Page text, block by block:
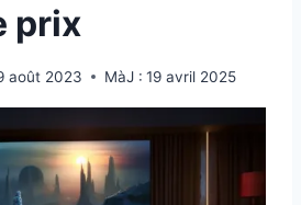
prix
août 2023 MàJ : 19 avril 2025